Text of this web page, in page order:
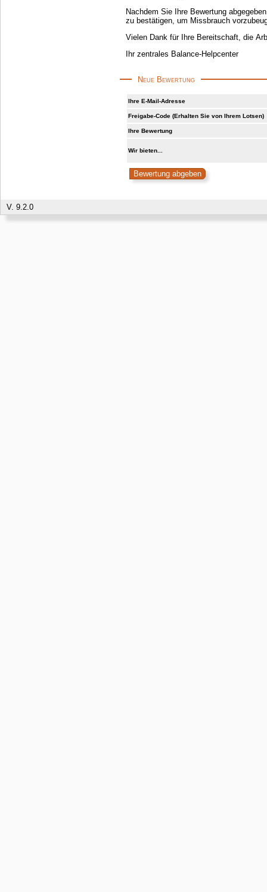
Nachdem Sie Ihre Bewertung
zu bestätigen, um Missbrauch
Vielen Dank für Ihre Bereitschaft, die
Ihr zentrales Balance-Helpcenter
Neue Bewertung
Ihre E-Mail-Adresse
Freigabe-Code (Erhalten Sie von Ihrem Lotsen)
Ihre Bewertung
Wir bieten...
V. 9.2.0